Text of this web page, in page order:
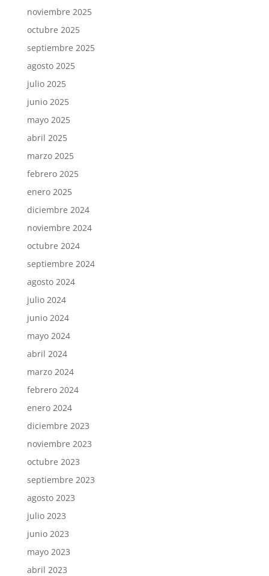
noviembre 2025
octubre 2025
septiembre 2025
agosto 2025
julio 2025
junio 2025
mayo 2025
abril 2025
marzo 2025
febrero 2025
enero 2025
diciembre 2024
noviembre 2024
octubre 2024
septiembre 2024
agosto 2024
julio 2024
junio 2024
mayo 2024
abril 2024
marzo 2024
febrero 2024
enero 2024
diciembre 2023
noviembre 2023
octubre 2023
septiembre 2023
agosto 2023
julio 2023
junio 2023
mayo 2023
abril 2023